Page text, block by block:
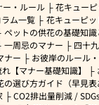
ー・ルール
花キュー
ム一覧
花キューピッ
ペットの供花の基礎知識
一周忌のマナー
四十
ナー
お彼岸のルール
【マナー基礎知識】
の選び方ガイド（早見表
CO2排出量削減 /